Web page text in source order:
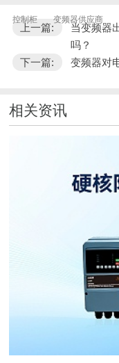
控制柜 变频器供应商
上一篇:
当变频器
吗？
下一篇:
变频器对
相关资讯